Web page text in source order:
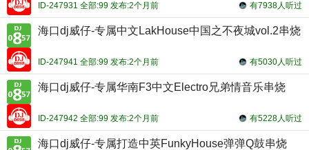
有7938人听过
ID-247931 全部:99 发布:2个月前
海口dj威仔-专属中文LakHouse中国之不夜城vol.2串烧
有5030人听过
ID-247941 全部:99 发布:2个月前
海口dj威仔-专属华南F3中文Electro兄弟情音乐串烧
有5228人听过
ID-247942 全部:99 发布:2个月前
海口dj威仔-专属打造中英FunkyHouse弹弹Q鼓串烧